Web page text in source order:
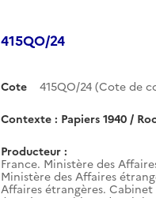
415QO/24
Cote 415QO/24 (Cote de
Contexte : Papiers 1940 /
Producteur :
France. Ministère des
Ministère des Affaires
Affaires étrangères.